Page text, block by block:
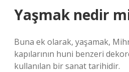
Yaşmak nedir
Buna ek olarak, yaşamak,
kapılarının huni benzeri
kullanılan bir sanat tarihidir.